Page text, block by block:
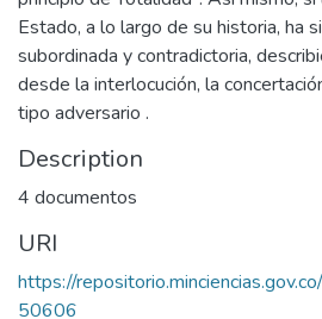
Estado, a lo largo de su historia, ha
subordinada y contradictoria,
desde la interlocución, la
tipo adversario .
Description
4 documentos
URI
https://
50606